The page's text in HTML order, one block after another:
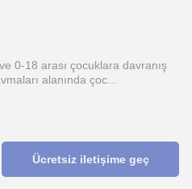
0-18 arası çocuklara davranış
alanında çoc...
Ücretsiz iletişime geç